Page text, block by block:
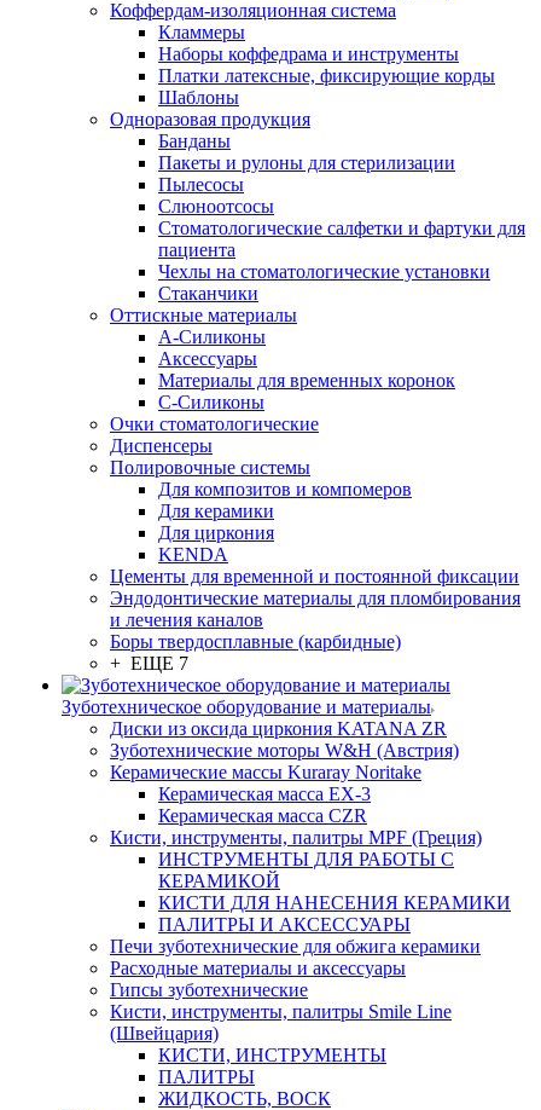
Коффердам-изоляционная система
Кламмеры
Наборы коффедрама и инструменты
Платки латексные, фиксирующие корды
Шаблоны
Одноразовая продукция
Банданы
Пакеты и рулоны для стерилизации
Пылесосы
Слюноотсосы
Стоматологические салфетки и фартуки для
пациента
Чехлы на стоматологические установки
Стаканчики
Оттискные материалы
А-Силиконы
Аксессуары
Материалы для временных коронок
С-Силиконы
Очки стоматологические
Диспенсеры
Полировочные системы
Для композитов и компомеров
Для керамики
Для циркония
KENDA
Цементы для временной и постоянной фиксации
Эндодонтические материалы для пломбирования
и лечения каналов
Боры твердосплавные (карбидные)
+ ЕЩЕ 7
Зуботехническое оборудование и материалы
Диски из оксида циркония KATANA ZR
Зуботехнические моторы W&H (Австрия)
Керамические массы Kuraray Noritake
Керамическая масса EX-3
Керамическая масса CZR
Кисти, инструменты, палитры MPF (Греция)
ИНСТРУМЕНТЫ ДЛЯ РАБОТЫ С
КЕРАМИКОЙ
КИСТИ ДЛЯ НАНЕСЕНИЯ КЕРАМИКИ
ПАЛИТРЫ И АКСЕССУАРЫ
Печи зуботехнические для обжига керамики
Расходные материалы и аксессуары
Гипсы зуботехнические
Кисти, инструменты, палитры Smile Line
(Швейцария)
КИСТИ, ИНСТРУМЕНТЫ
ПАЛИТРЫ
ЖИДКОСТЬ, ВОСК